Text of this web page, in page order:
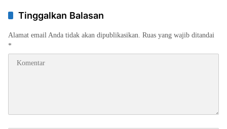
Tinggalkan Balasan
Alamat email Anda tidak akan dipublikasikan. Ruas yang wajib ditandai
*